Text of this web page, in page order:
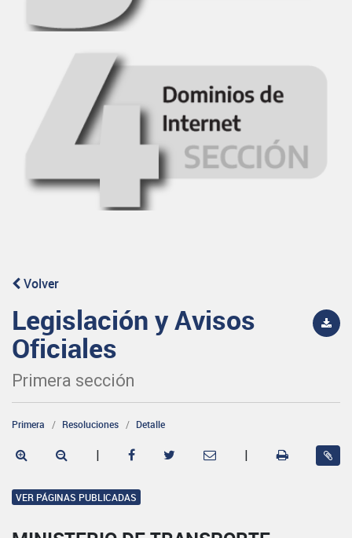
Volver
Legislación y Avisos
Oficiales
Primera sección
Primera Resoluciones Detalle
| |
VER PÁGINAS PUBLICADAS